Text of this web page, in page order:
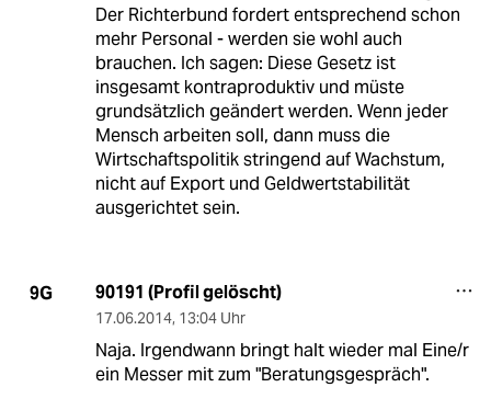
Der Richterbund fordert entsprechend schon
mehr Personal - werden sie wohl auch
brauchen. Ich sagen: Diese Gesetz ist
insgesamt kontraproduktiv und müste
grundsätzlich geändert werden. Wenn jeder
Mensch arbeiten soll, dann muss die
Wirtschaftspolitik stringend auf Wachstum,
nicht auf Export und Geldwertstabilität
ausgerichtet sein.
9G 90191 (Profil gelöscht)
17.06.2014, 13:04 Uhr
Naja. Irgendwann bringt halt wieder mal Eine/r
ein Messer mit zum "Beratungsgespräch".